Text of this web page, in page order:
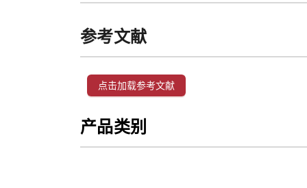
参考文献
点击加载参考文献
产品类别